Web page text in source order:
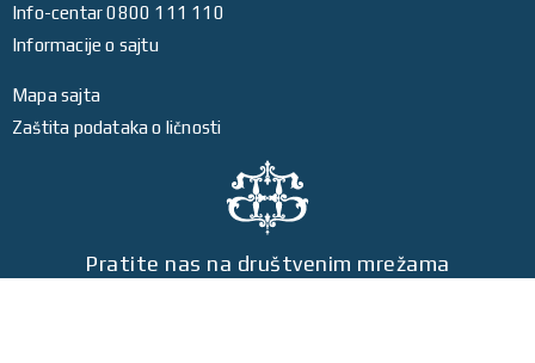
Info-centar 0800 111 110
Informacije o sajtu
Mapa sajta
Zaštita podataka o ličnosti
Pratite nas na društvenim mrežama